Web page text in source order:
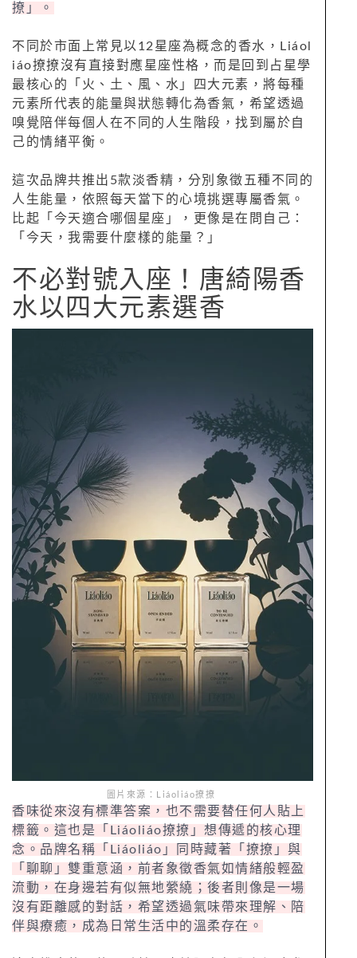
撩」。
不同於市面上常見以12星座為概念的香水，Liáol
iáo撩撩沒有直接對應星座性格，而是回到占星學
最核心的「火、土、風、水」四大元素，將每種
元素所代表的能量與狀態轉化為香氣，希望透過
嗅覺陪伴每個人在不同的人生階段，找到屬於自
己的情緒平衡。
這次品牌共推出5款淡香精，分別象徵五種不同的
人生能量，依照每天當下的心境挑選專屬香氣。
比起「今天適合哪個星座」，更像是在問自己：
「今天，我需要什麼樣的能量？」
不必對號入座！唐綺陽香
水以四大元素選香
圖片來源：Liáoliáo撩撩
香味從來沒有標準答案，也不需要替任何人貼上
標籤。這也是「Liáoliáo撩撩」想傳遞的核心理
念。品牌名稱「Liáoliáo」同時藏著「撩撩」與
「聊聊」雙重意涵，前者象徵香氣如情緒般輕盈
流動，在身邊若有似無地縈繞；後者則像是一場
沒有距離感的對話，希望透過氣味帶來理解、陪
伴與療癒，成為日常生活中的溫柔存在。